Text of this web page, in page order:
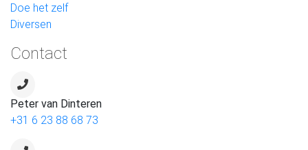
Doe het zelf
Diversen
Contact
Peter van Dinteren
+31 6 23 88 68 73